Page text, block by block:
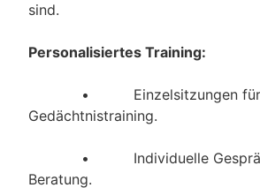
sind.
Personalisiertes Training:
• Einzelsitzungen für
Gedächtnistraining.
• Individuelle
Beratung.